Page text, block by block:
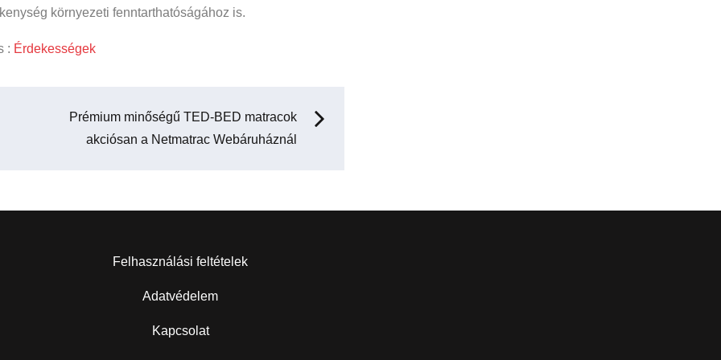
környezeti fenntarthatóságához is.
: Érdekességek
Prémium minőségű TED-BED matracok
akciósan a Netmatrac Webáruháznál
Felhasználási feltételek
Adatvédelem
Kapcsolat